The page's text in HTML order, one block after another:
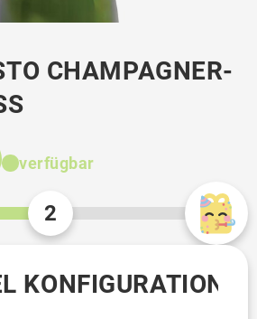
CHAMPAGNER-
verfügbar
2
KONFIGURATION